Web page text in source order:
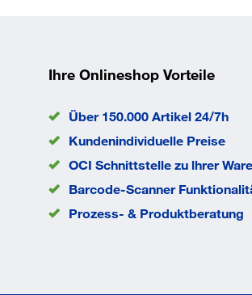
Norm
ISO
C
Kopfhöhe k
2.4
mm
Kopfdurchmesser
dk
7.5
mm
mm
Ihre Onlineshop Vorteile
Über 150.000 Artikel 24/7h
Kundenindividuelle Preise
OCI Schnittstelle zu lhrer
Barcode-Scanner
Prozess- & Produktberatung